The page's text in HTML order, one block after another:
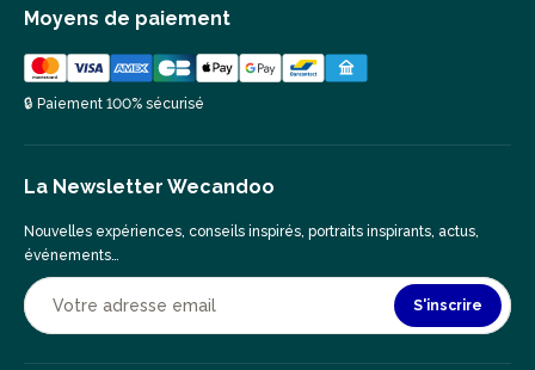
Moyens de paiement
🔒 Paiement 100% sécurisé
La Newsletter Wecandoo
Nouvelles expériences, conseils inspirés, portraits inspirants, actus,
événements…
S'inscrire